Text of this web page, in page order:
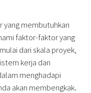
yang membutuhkan
faktor-faktor yang
dari skala proyek,
kerja dan
menghadapi
akan membengkak.